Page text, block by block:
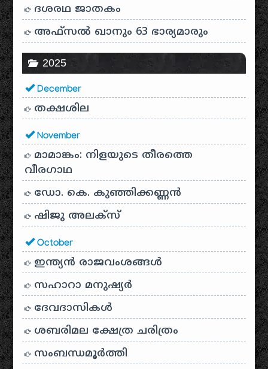
ദശരഥ ജാതകം
അഫ്സൽ ഖാനും 63 ഭാര്യമാരും
2025
December
തക്ഷശില
November
മാമാങ്കം: നിളയുടെ തീരത്തെ
വീരഗാഥ
ഡോ. കെ. കുഞ്ഞിക്കണ്ണൻ
ഷിജു അലക്സ്
October
ഇന്ത്യൻ രാജവംശങ്ങൾ
സഹാറാ മനുഷ്യർ
ദേവദാസികൾ
ശബരിമല ക്ഷേത്ര ചരിത്രം
സംബന്ധമൂർത്തി